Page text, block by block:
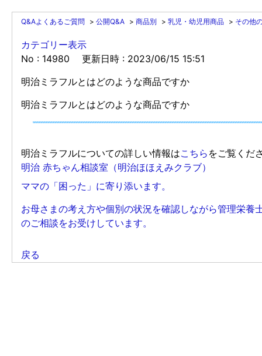
Q&Aよくあるご質問 > 公開Q&A > 商品別 > 乳児・幼児用商品 > その他
カテゴリー表示
No : 14980
更新日時 : 2023/06/15 15:51
明治ミラフルとはどのような商品ですか
明治ミラフルとはどのような商品ですか
明治ミラフルについての詳しい情報はこちら をご覧くだ
明治 赤ちゃん相談室（明治ほほえみクラブ）
ママの「困った」に寄り添います。
お母さまの考え方や個別の状況を確認しながら管理栄
のご相談をお受けしています。
戻る